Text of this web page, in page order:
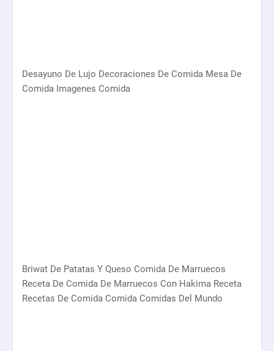
Desayuno De Lujo Decoraciones De Comida Mesa De
Comida Imagenes Comida
Briwat De Patatas Y Queso Comida De Marruecos
Receta De Comida De Marruecos Con Hakima Receta
Recetas De Comida Comida Comidas Del Mundo